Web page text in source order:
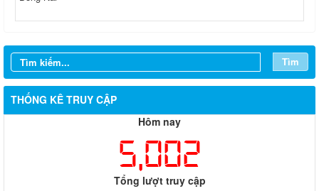
Tìm
THỐNG KÊ TRUY CẬP
Hôm nay
5,002
Tổng lượt truy cập